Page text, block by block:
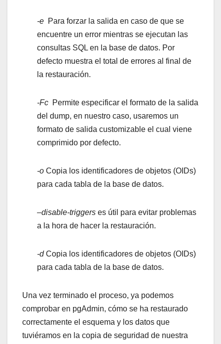
-e Para forzar la salida en caso de que se
encuentre un error mientras se ejecutan las
consultas SQL en la base de datos. Por
defecto muestra el total de errores al final de
la restauración.
-Fc Permite especificar el formato de la salida
del dump, en nuestro caso, usaremos un
formato de salida customizable el cual viene
comprimido por defecto.
-o Copia los identificadores de objetos (OIDs)
para cada tabla de la base de datos.
–disable-triggers es útil para evitar problemas
a la hora de hacer la restauración.
-dCopia los identificadores de objetos (OIDs)
para cada tabla de la base de datos.
Una vez terminado el proceso, ya podemos
comprobar en pgAdmin, cómo se ha restaurado
correctamente el esquema y los datos que
tuviéramos en la copia de seguridad de nuestra